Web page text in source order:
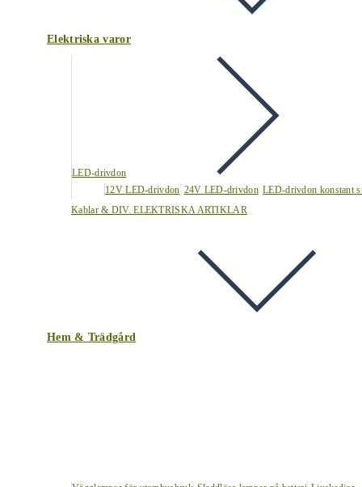
Elektriska varor
LED-drivdon
12V LED-drivdon 24V LED-drivdon LED-drivdon konstant
Kablar & DIV. ELEKTRISKA ARTIKLAR
Hem & Trädgård